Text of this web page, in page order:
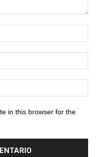
in this browser for the